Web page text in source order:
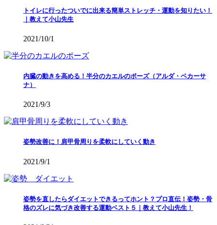
トイレに行ったついでに出来る簡単ストレッチ・運動を知りたい！
｜教えて小山先生
2021/10/1
内臓の動きを高める！半分のカエルのポーズ（アルダ・ベカーサ
ナ）
2021/9/3
姿勢改善に！肩甲骨周りを柔軟にしていく動き
2021/9/1
姿勢を直したらダイエットできるってホント？プロ直伝！姿勢・骨
格のズレに気づき改善する運動ベスト５｜教えて小山先生！